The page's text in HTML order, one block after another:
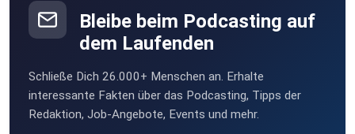
Bleibe beim Podcasting auf
dem Laufenden
Schließe Dich 26.000+ Menschen an. Erhalte
interessante Fakten über das Podcasting, Tipps der
Redaktion, Job-Angebote, Events und mehr.